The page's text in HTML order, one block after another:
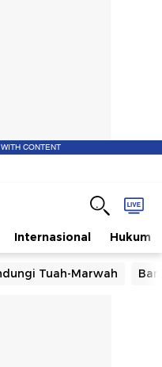
CONTENT
Internasional Hukum
Tuah-Marwah